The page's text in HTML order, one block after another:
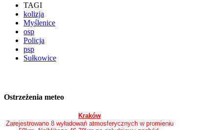
TAGI
kolizja
Myślenice
osp
Policja
psp
Sułkowice
Ostrzeżenia meteo
Kraków
Zarejestrowano 8 wyładowań atmosferycznych w promieniu